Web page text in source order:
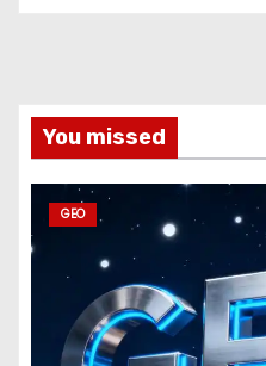
You missed
GEO